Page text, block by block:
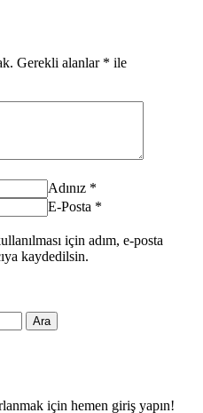
Gerekli alanlar * ile
Adınız *
E-Posta *
için adım, e-posta
kaydedilsin.
için hemen giriş yapın!